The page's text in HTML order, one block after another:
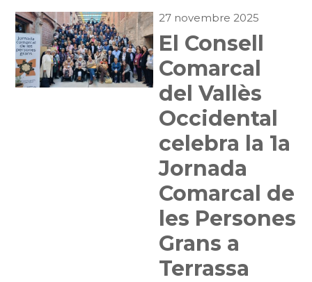
27 novembre 2025
El Consell
Comarcal
del Vallès
Occidental
celebra la 1a
Jornada
Comarcal de
les Persones
Grans a
Terrassa